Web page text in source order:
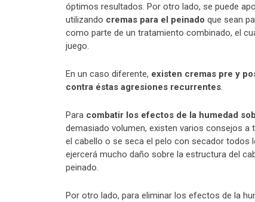
óptimos resultados. Por otro lado, se puede
utilizando cremas para el peinado que sean
como parte de un tratamiento combinado, el
juego.
En un caso diferente, existen cremas pre y
contra éstas agresiones recurrentes.
Para combatir los efectos de la humedad
demasiado volumen, existen varios consejos a
el cabello o se seca el pelo con secador todos
ejercerá mucho daño sobre la estructura del
peinado.
Por otro lado, para eliminar los efectos de la